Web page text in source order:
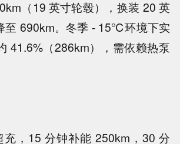
（19 英寸轮毂），换装 20 英
至 690km。冬季 - 15℃环境下实
41.6%（286km），需依赖热泵
充，15 分钟补能 250km，30 分